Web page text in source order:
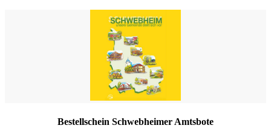
Bestellschein Schwebheimer Amtsbote